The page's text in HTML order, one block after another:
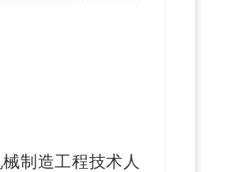
制造工程技术人